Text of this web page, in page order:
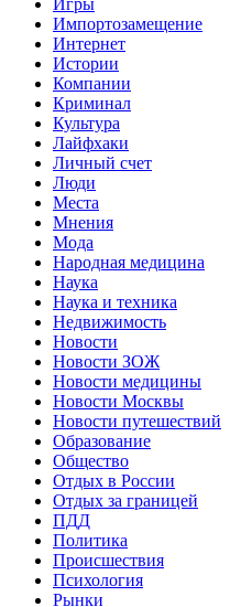
Импортозамещение
Интернет
Истории
Компании
Криминал
Культура
Лайфхаки
Личный счет
Люди
Места
Мнения
Мода
Народная медицина
Наука
Наука и техника
Недвижимость
Новости
Новости ЗОЖ
Новости медицины
Новости Москвы
Новости путешествий
Образование
Общество
Отдых в России
Отдых за границей
ПДД
Политика
Происшествия
Психология
Рынки